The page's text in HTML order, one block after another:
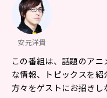
安元洋貴
この番組は、話題のア
な情報、トピックスを
方々をゲストにお招き